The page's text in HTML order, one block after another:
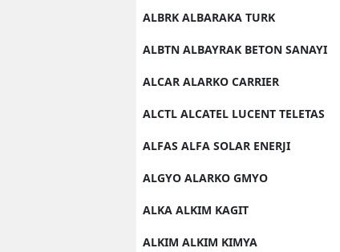
ALBRK ALBARAKA TURK
ALBTN ALBAYRAK BETON SANAYI
ALCAR ALARKO CARRIER
ALCTL ALCATEL LUCENT TELETAS
ALFAS ALFA SOLAR ENERJI
ALGYO ALARKO GMYO
ALKA ALKIM KAGIT
ALKIM ALKIM KIMYA